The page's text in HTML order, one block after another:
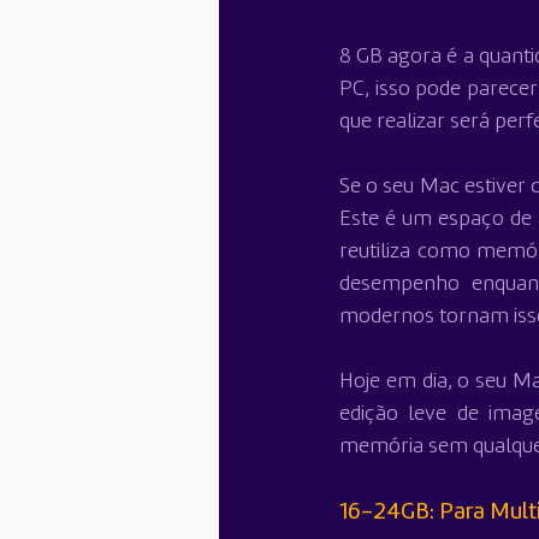
8 GB agora é a
PC, isso pode
que realizar será
Se o seu Mac estiver
Este é um espaço
reutiliza como
desempenho
modernos tornam
Hoje em dia, o seu
edição leve de
memória sem
16-24GB: Para